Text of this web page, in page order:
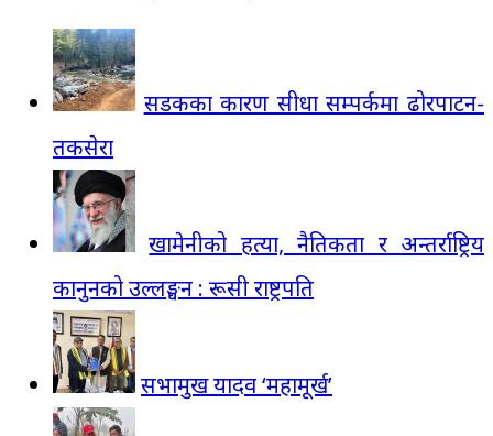
सडकका कारण सीधा सम्पर्कमा ढोरपाटन-
तकसेरा
खामेनीको हत्या, नैतिकता र अन्तर्राष्ट्रिय
कानुनको उल्लङ्घन : रूसी राष्ट्रपति
सभामुख यादव ‘महामूर्ख’